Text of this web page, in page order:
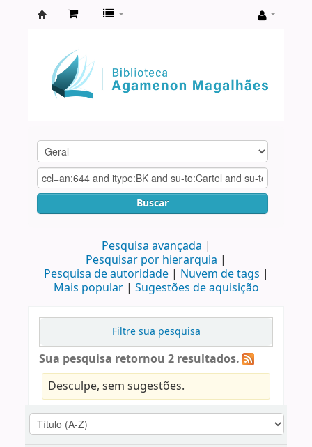
Agamenon
Magalhães
Buscar
Pesquisa avançada
Pesquisar por hierarquia
Pesquisa de autoridade
Nuvem de tags
Mais popular
Sugestões de aquisição
Filtre sua pesquisa
Sua pesquisa retornou 2 resultados.
Desculpe, sem sugestões.